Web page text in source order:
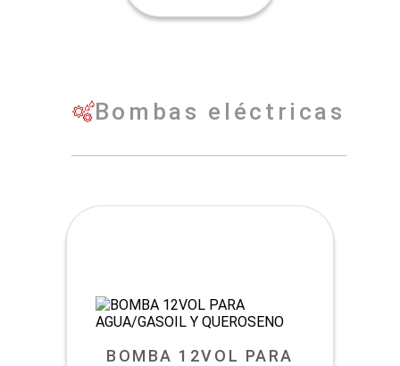
Bombas eléctricas
BOMBA 12VOL PARA